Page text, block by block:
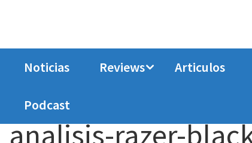
Noticias Reviews Articulos
Podcast
analisis-razer-